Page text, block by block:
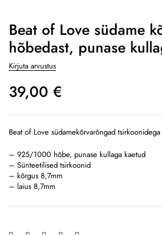
Beat of Love südame
hõbedast, punase
Kirjuta arvustus
39,00 €
Beat of Love südamekõrvarõngad tsirkoonidega
– 925/1000 hõbe, punase kullaga kaetud
– Sünteetilised tsirkoonid
– kõrgus 8,7mm
– laius 8,7mm